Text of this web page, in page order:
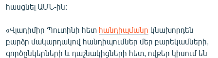
հասցնել ԱՄՆ-ին:
«Վլադիմիր Պուտինի հետ հանդիպմանը կնախորդեն
բարձր մակարդակով հանդիպումներ մեր բարեկամների,
գործընկերների և դաշնակիցների հետ, ովքեր կիսում են